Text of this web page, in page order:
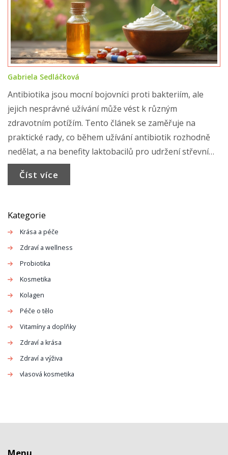
Gabriela Sedláčková
Antibiotika jsou mocní bojovníci proti bakteriím, ale
jejich nesprávné užívání může vést k různým
zdravotním potížím. Tento článek se zaměřuje na
praktické rady, co během užívání antibiotik rozhodně
nedělat, a na benefity laktobacilů pro udržení střevní
mikroflóry. Přečtěte si, proč je důležité dokončit
předepsanou kúru a jaké potraviny mohou pozitivně
Číst více
Kategorie
Krása a péče
Zdraví a wellness
Probiotika
Kosmetika
Kolagen
Péče o tělo
Vitamíny a doplňky
Zdraví a krása
Zdraví a výživa
vlasová kosmetika